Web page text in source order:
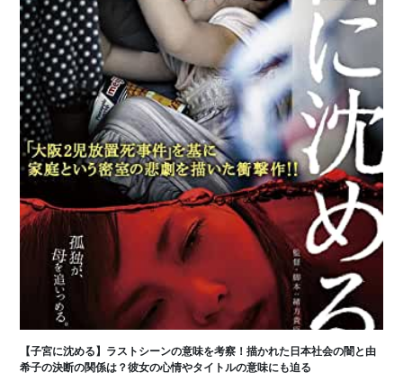
【子宮に沈める】ラストシーンの意味を考察！描かれた日本社会の闇と由
希子の決断の関係は？彼女の心情やタイトルの意味にも迫る